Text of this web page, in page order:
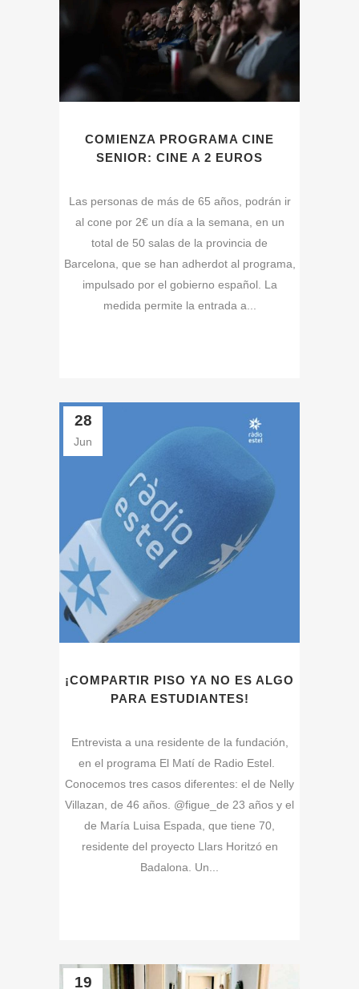
COMIENZA PROGRAMA CINE
SENIOR: CINE A 2 EUROS
Las personas de más de 65 años, podrán ir
al cone por 2€ un día a la semana, en un
total de 50 salas de la provincia de
Barcelona, que se han adherdot al programa,
impulsado por el gobierno español. La
medida permite la entrada a...
28
Jun
¡COMPARTIR PISO YA NO ES ALGO
PARA ESTUDIANTES!
Entrevista a una residente de la fundación,
en el programa El Matí de Radio Estel.
Conocemos tres casos diferentes: el de Nelly
Villazan, de 46 años. @figue_de 23 años y el
de María Luisa Espada, que tiene 70,
residente del proyecto Llars Horitzó en
Badalona. Un...
19